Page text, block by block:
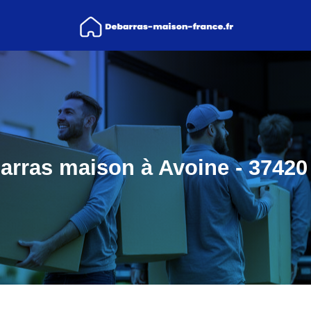
maison à Avoine - 37420